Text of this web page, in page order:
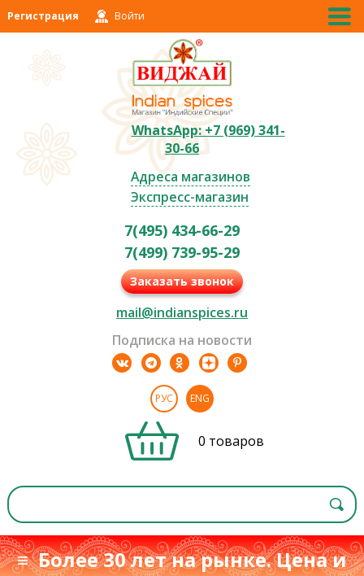
Регистрация Войти
WhatsApp: +7 (969) 341-
30-66
Адреса магазинов
Экспресс-магазин
7(495) 434-66-29
7(499) 739-95-29
Заказать звонок
mail@indianspices.ru
Подписка на новости
РУС ENG
0 товаров
≡ Более 30 лет на рынке. Цена и